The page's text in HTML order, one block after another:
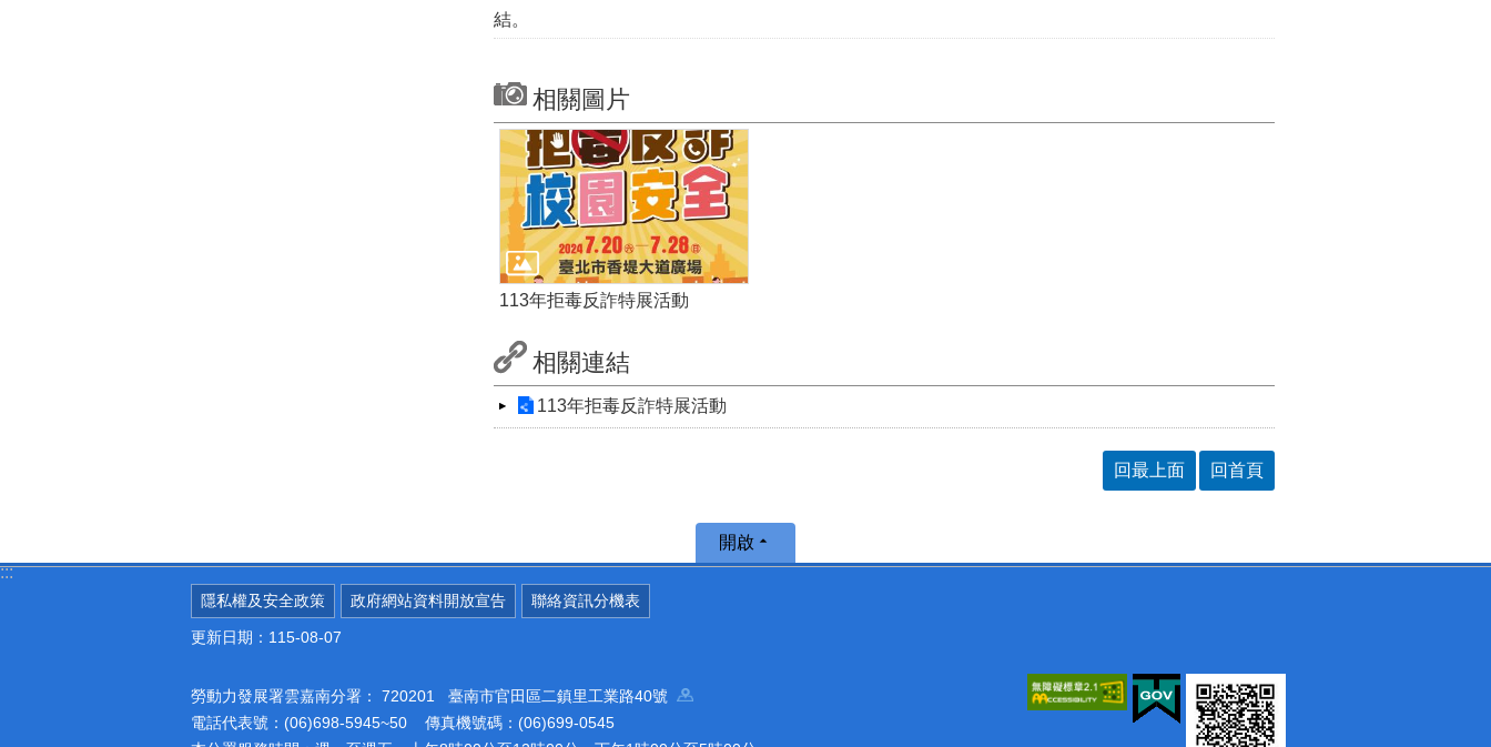
結。
相關圖片
113年拒毒反詐特展活動
相關連結
113年拒毒反詐特展活動
回最上面 回首頁
:::
開啟
隱私權及安全政策 政府網站資料開放宣告 聯絡資訊分機表
更新日期：115-08-07
勞動力發展署雲嘉南分署： 720201 臺南市官田區二鎮里工業路40號
電話代表號：(06)698-5945~50 傳真機號碼：(06)699-0545